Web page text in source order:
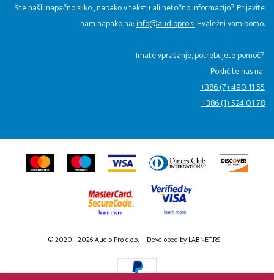
Ste našli napačno sliko , napako v tekstu ali netočno informacijo? Prijavite
nam napako na:info@audiopro.siHvaležni vam bomo.
Imate vprašanje, potrebujete pomoč?
Pokličite nas na:
+386 (7) 490 11 55
+386 (1) 524 01 78
© 2020 - 2026 Audio Pro d.o.o. Developed by LABNET.RS